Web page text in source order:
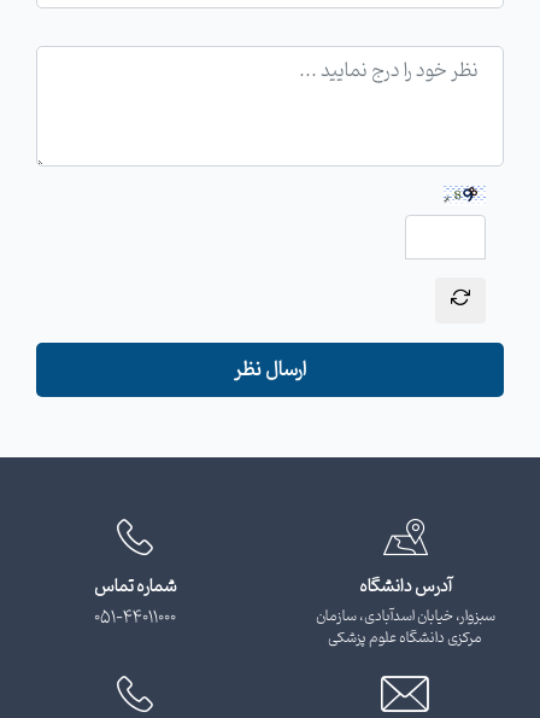
ارسال نظر
آدرس دانشگاه
سبزوار، خیابان اسدآبادی، سازمان
مرکزی دانشگاه علوم پزشکی
شماره تماس
051-44011000